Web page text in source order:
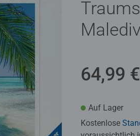
64,99 €
Auf Lager
Kostenlose